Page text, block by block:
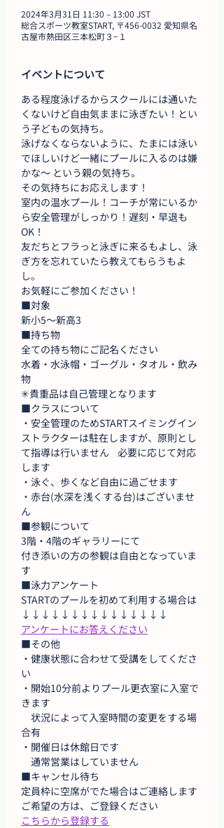
2024年3月31日 11:30 – 13:00 JST
総合スポーツ教室START, 〒456-0032 愛知県名
古屋市熱田区三本松町３−１
イベントについて
ある程度泳げるからスクールには通いた
くないけど自由気ままに泳ぎたい！とい
う子どもの気持ち。
泳げなくならないように、たまには泳い
でほしいけど一緒にプールに入るのは嫌
かな～ という親の気持ち。
その気持ちにお応えします！
室内の温水プール！コーチが常にいるか
ら安全管理がしっかり！遅刻・早退も
OK！
友だちとフラっと泳ぎに来るもよし、泳
ぎ方を忘れていたら教えてもらうもよ
し。
お気軽にご参加ください！
■対象
新小5～新高3
■持ち物
全ての持ち物にご記名ください
水着・水泳帽・ゴーグル・タオル・飲み
物
✳︎貴重品は自己管理となります
■クラスについて
・安全管理のためSTARTスイミングイン
ストラクターは駐在しますが、原則とし
て指導は行いません    必要に応じて対応
します
・泳ぐ、歩くなど自由に過ごせます
・赤台(水深を浅くする台)はございませ
ん
■参観について
3階・4階のギャラリーにて
付き添いの方の参観は自由となっていま
す
■泳力アンケート
STARTのプールを初めて利用する場合は
↓↓↓↓↓↓↓↓↓↓↓↓↓↓↓
アンケートにお答えください
■その他
・健康状態に合わせて受講をしてくださ
い
・開始10分前よりプール更衣室に入室で
きます
状況によって入室時間の変更をする場
合有
・開催日は休館日です
通常営業はしていません
■キャンセル待ち
定員枠に空席がでた場合はご連絡します
ご希望の方は、ご登録ください
こちらから登録する